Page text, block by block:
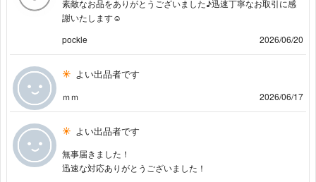
素敵なお品をありがとうございました♪迅速丁寧なお取引に感
謝いたします☺︎
pockle
2026/06/20
よい出品者です
ｍｍ 2026/06/17
よい出品者です
無事届きました！
迅速な対応ありがとうございました！